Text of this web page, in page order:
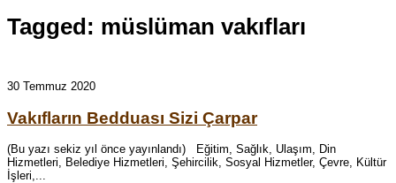
Tagged: müslüman vakıfları
30 Temmuz 2020
Vakıfların Bedduası Sizi Çarpar
(Bu yazı sekiz yıl önce yayınlandı) Eğitim, Sağlık, Ulaşım, Din
Hizmetleri, Belediye Hizmetleri, Şehircilik, Sosyal Hizmetler, Çevre, Kültür
İşleri,...